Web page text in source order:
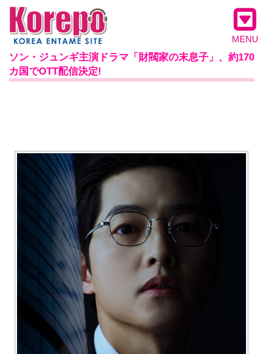
MENU
ソン・ジュンギ主演ドラマ「財閥家の末息子」、約170
カ国でOTT配信決定!